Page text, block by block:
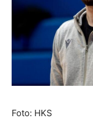
Foto: HKS